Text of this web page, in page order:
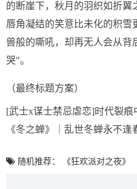
的断崖下，秋月的羽织如折翼
唇角凝结的笑意比未化的积雪
兽般的嘶吼，却再无人会从
哭"。
（最终标题方案）
[武士x谋士禁忌虐恋]时代裂
《冬之蝉》｜乱世冬蝉永不逢
随机推荐： 《狂欢派对之夜》